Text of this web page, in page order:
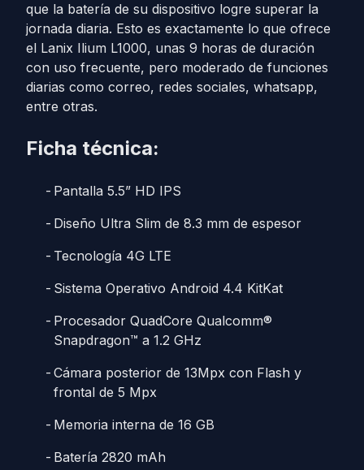
que la batería de su dispositivo logre superar la
jornada diaria. Esto es exactamente lo que ofrece
el Lanix Ilium L1000, unas 9 horas de duración
con uso frecuente, pero moderado de funciones
diarias como correo, redes sociales, whatsapp,
entre otras.
Ficha técnica:
Pantalla 5.5” HD IPS
Diseño Ultra Slim de 8.3 mm de espesor
Tecnología 4G LTE
Sistema Operativo Android 4.4 KitKat
Procesador QuadCore Qualcomm®
Snapdragon™ a 1.2 GHz
Cámara posterior de 13Mpx con Flash y
frontal de 5 Mpx
Memoria interna de 16 GB
Batería 2820 mAh